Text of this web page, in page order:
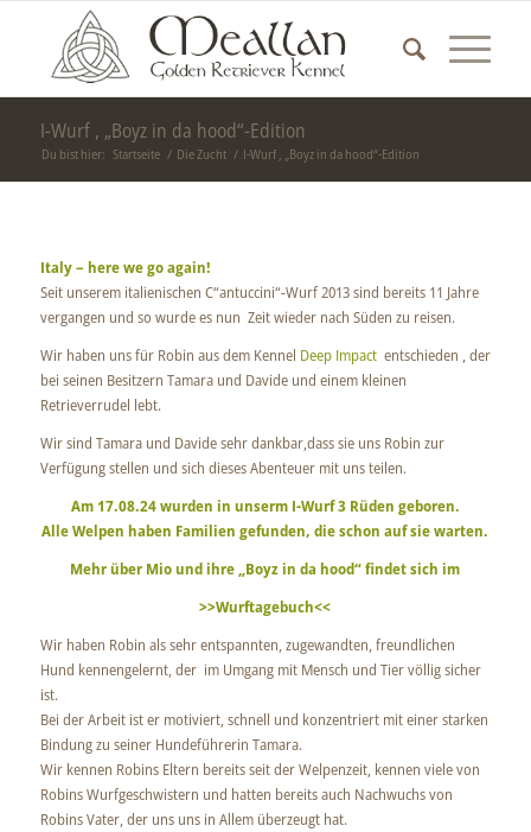
I-Wurf , „Boyz in da hood“-Edition
Du bist hier: Startseite / Die Zucht / I-Wurf , „Boyz in da hood“-Edition
Italy – here we go again!
Seit unserem italienischen C“antuccini“-Wurf 2013 sind bereits 11 Jahre
vergangen und so wurde es nun Zeit wieder nach Süden zu reisen.
Wir haben uns für Robin aus dem Kennel Deep Impact entschieden , der
bei seinen Besitzern Tamara und Davide und einem kleinen
Retrieverrudel lebt.
Wir sind Tamara und Davide sehr dankbar,dass sie uns Robin zur
Verfügung stellen und sich dieses Abenteuer mit uns teilen.
Am 17.08.24 wurden in unserm I-Wurf 3 Rüden geboren.
Alle Welpen haben Familien gefunden, die schon auf sie warten.
Mehr über Mio und ihre „Boyz in da hood“ findet sich im
>>Wurftagebuch<<
Wir haben Robin als sehr entspannten, zugewandten, freundlichen
Hund kennengelernt, der im Umgang mit Mensch und Tier völlig sicher
ist.
Bei der Arbeit ist er motiviert, schnell und konzentriert mit einer starken
Bindung zu seiner Hundeführerin Tamara.
Wir kennen Robins Eltern bereits seit der Welpenzeit, kennen viele von
Robins Wurfgeschwistern und hatten bereits auch Nachwuchs von
Robins Vater, der uns uns in Allem überzeugt hat.